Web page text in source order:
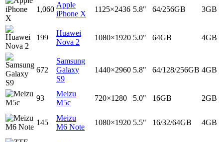
1,060
Apple
iPhone X
1125×2436 5.8" 64/256GB 3GB
199
Huawei
Nova 2
1080×1920 5.0" 64GB 4GB
672
Samsung
Galaxy
S9
1440×2960 5.8" 64/128/256GB 4GB
93
Meizu
M5c
720×1280 5.0" 16GB 2GB
145
Meizu
M6 Note
1080×1920 5.5" 16/32/64GB 4GB